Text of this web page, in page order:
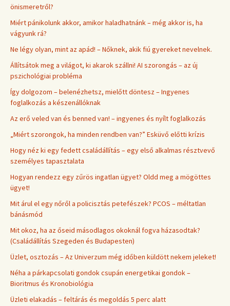
önismeretről?
Miért pánikolunk akkor, amikor haladhatnánk – még akkor is, ha
vágyunk rá?
Ne légy olyan, mint az apád! – Nőknek, akik fiú gyereket nevelnek.
Állítsátok meg a világot, ki akarok szállni! AI szorongás – az új
pszichológiai probléma
Így dolgozom – belenézhetsz, mielőtt döntesz – Ingyenes
foglalkozás a készenállóknak
Az erő veled van és benned van! – ingyenes és nyílt foglalkozás
„Miért szorongok, ha minden rendben van?” Esküvő előtti krízis
Hogy néz ki egy fedett családállítás – egy első alkalmas résztvevő
személyes tapasztalata
Hogyan rendezz egy zűrös ingatlan ügyet? Oldd meg a mögöttes
ügyet!
Mit árul el egy nőről a policisztás petefészek? PCOS – méltatlan
bánásmód
Mit okoz, ha az őseid másodlagos okoknál fogva házasodtak?
(Családállítás Szegeden és Budapesten)
Üzlet, osztozás – Az Univerzum még időben küldött nekem jeleket!
Néha a párkapcsolati gondok csupán energetikai gondok –
Bioritmus és Kronobiológia
Üzleti elakadás – feltárás és megoldás 5 perc alatt